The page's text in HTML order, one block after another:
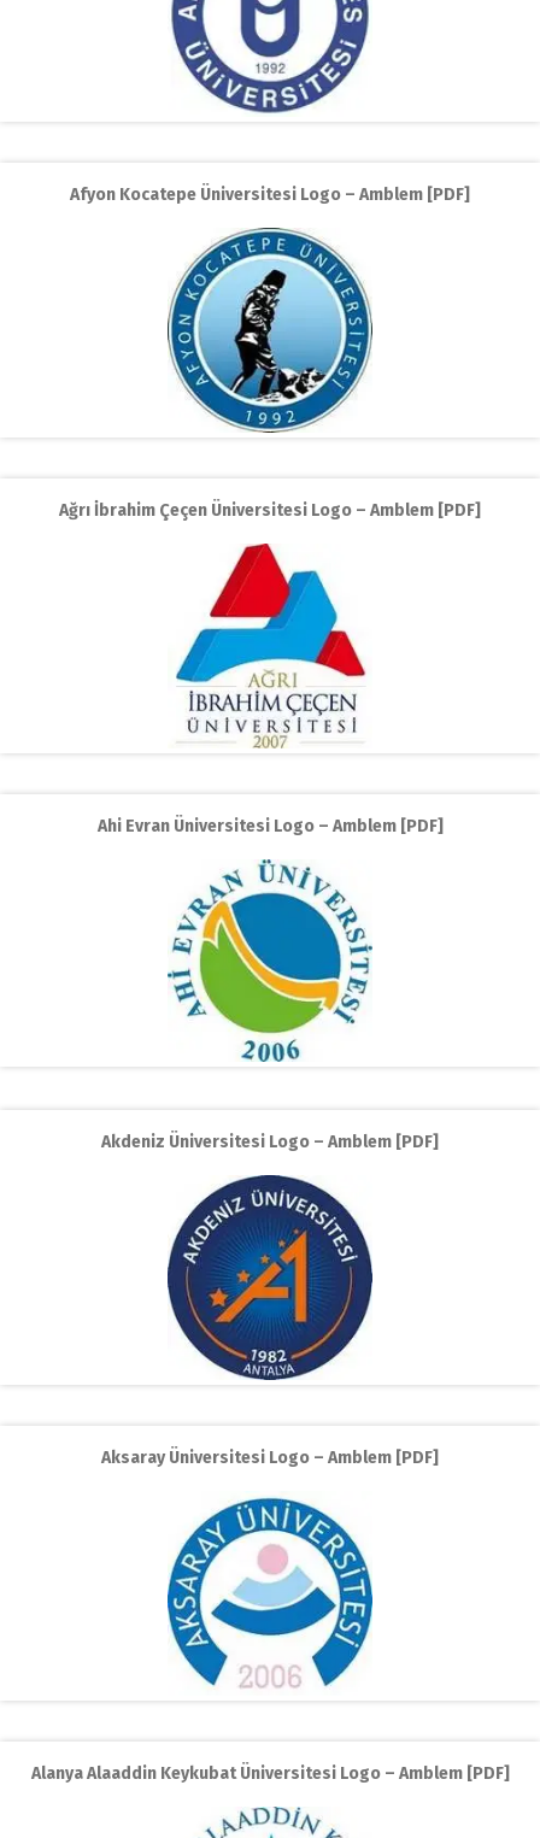
Afyon Kocatepe Üniversitesi Logo – Amblem [PDF]
Ağrı İbrahim Çeçen Üniversitesi Logo – Amblem [PDF]
Ahi Evran Üniversitesi Logo – Amblem [PDF]
Akdeniz Üniversitesi Logo – Amblem [PDF]
Aksaray Üniversitesi Logo – Amblem [PDF]
Alanya Alaaddin Keykubat Üniversitesi Logo – Amblem [PDF]